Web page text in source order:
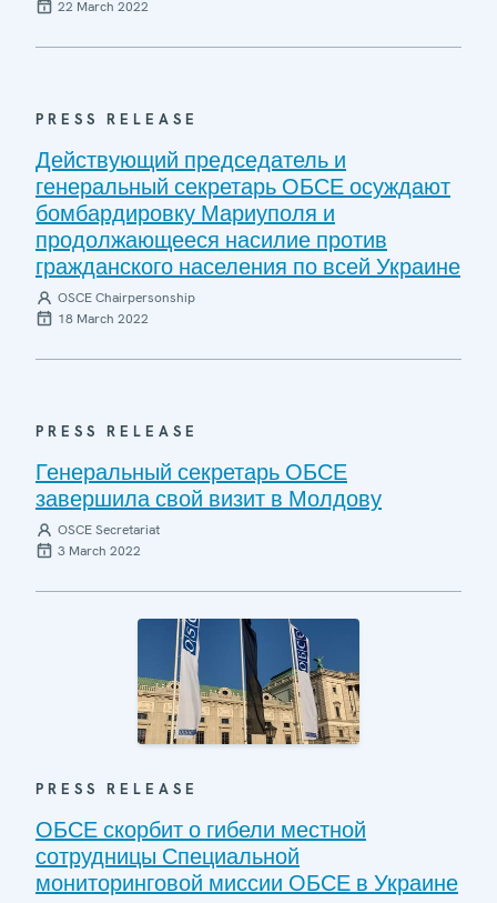
22 March 2022
PRESS RELEASE
Действующий председатель и
генеральный секретарь ОБСЕ осуждают
бомбардировку Мариуполя и
продолжающееся насилие против
гражданского населения по всей Украине
OSCE Chairpersonship
18 March 2022
PRESS RELEASE
Генеральный секретарь ОБСЕ
завершила свой визит в Молдову
OSCE Secretariat
3 March 2022
PRESS RELEASE
ОБСЕ скорбит о гибели местной
сотрудницы Специальной
мониторинговой миссии ОБСЕ в Украине